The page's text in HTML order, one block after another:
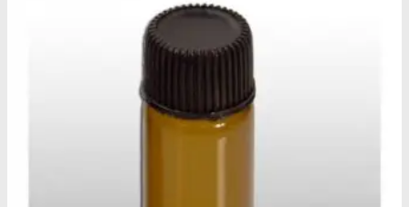
Benzoer renhedstest
GHB/Hætter renhedstest